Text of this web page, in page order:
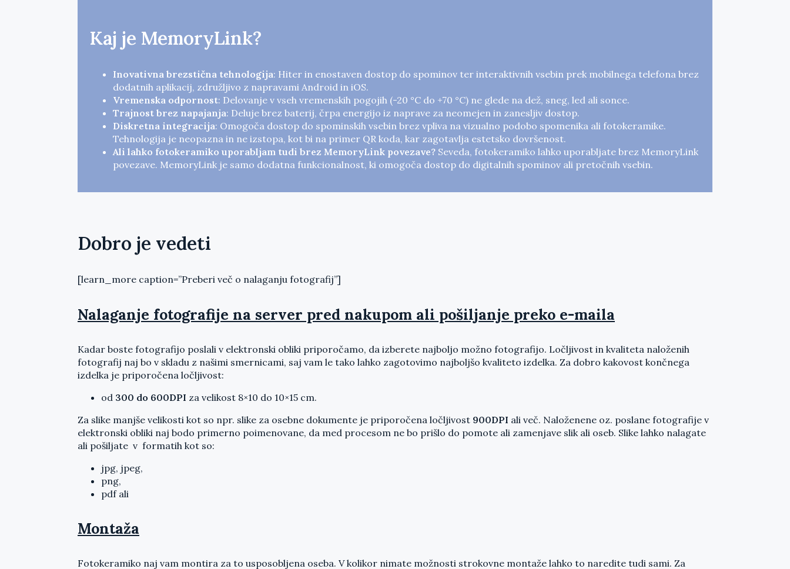
Kaj je MemoryLink?
Inovativna brezstična tehnologija: Hiter in enostaven dostop do spominov ter interaktivnih vsebin prek mobilnega telefona brez
dodatnih aplikacij, združljivo z napravami Android in iOS.
Vremenska odpornost: Delovanje v vseh vremenskih pogojih (-20 °C do +70 °C) ne glede na dež, sneg, led ali sonce.
Trajnost brez napajanja: Deluje brez baterij, črpa energijo iz naprave za neomejen in zanesljiv dostop.
Diskretna integracija: Omogoča dostop do spominskih vsebin brez vpliva na vizualno podobo spomenika ali fotokeramike.
Tehnologija je neopazna in ne izstopa, kot bi na primer QR koda, kar zagotavlja estetsko dovršenost.
Ali lahko fotokeramiko uporabljam tudi brez MemoryLink povezave? Seveda, fotokeramiko lahko uporabljate brez MemoryLink
povezave. MemoryLink je samo dodatna funkcionalnost, ki omogoča dostop do digitalnih spominov ali pretočnih vsebin.
Dobro je vedeti
[learn_more caption=”Preberi več o nalaganju fotografij”]
Nalaganje fotografije na server pred nakupom ali pošiljanje preko e-maila
Kadar boste fotografijo poslali v elektronski obliki priporočamo, da izberete najboljo možno fotografijo. Ločljivost in kvaliteta naloženih
fotografij naj bo v skladu z našimi smernicami, saj vam le tako lahko zagotovimo najboljšo kvaliteto izdelka. Za dobro kakovost končnega
izdelka je priporočena ločljivost:
od 300 do 600DPI za velikost 8×10 do 10×15 cm.
Za slike manjše velikosti kot so npr. slike za osebne dokumente je priporočena ločljivost 900DPI ali več. Naloženene oz. poslane fotografije v
elektronski obliki naj bodo primerno poimenovane, da med procesom ne bo prišlo do pomote ali zamenjave slik ali oseb. Slike lahko nalagate
ali pošiljate v formatih kot so:
jpg, jpeg,
png,
pdf ali
Montaža
Fotokeramiko naj vam montira za to usposobljena oseba. V kolikor nimate možnosti strokovne montaže lahko to naredite tudi sami. Za